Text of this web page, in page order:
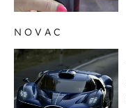
NOVAC